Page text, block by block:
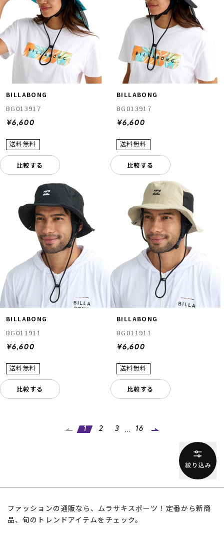
BILLABONG
BG013917
¥6,600
比較する
BILLABONG
BG013917
¥6,600
比較する
BILLABONG
BG011911
¥6,600
比較する
BILLABONG
BG011911
¥6,600
比較する
1 2 3 ... 16
ファッションの通販なら、ムラサキスポーツ！定番から新商
品、旬のトレンドアイテムをチェック。